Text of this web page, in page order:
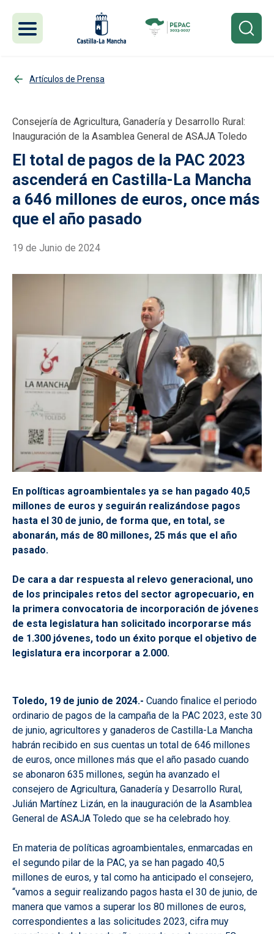
Artículos de Prensa
Consejería de Agricultura, Ganadería y Desarrollo Rural:
Inauguración de la Asamblea General de ASAJA Toledo
El total de pagos de la PAC 2023
ascenderá en Castilla-La Mancha
a 646 millones de euros, once más
que el año pasado
19 de Junio de 2024
En políticas agroambientales ya se han pagado 40,5
millones de euros y seguirán realizándose pagos
hasta el 30 de junio, de forma que, en total, se
abonarán, más de 80 millones, 25 más que el año
pasado.
De cara a dar respuesta al relevo generacional, uno
de los principales retos del sector agropecuario, en
la primera convocatoria de incorporación de jóvenes
de esta legislatura han solicitado incorporarse más
de 1.300 jóvenes, todo un éxito porque el objetivo de
legislatura era incorporar a 2.000.
Toledo, 19 de junio de 2024.- Cuando finalice el periodo
ordinario de pagos de la campaña de la PAC 2023, este 30
de junio, agricultores y ganaderos de Castilla-La Mancha
habrán recibido en sus cuentas un total de 646 millones
de euros, once millones más que el año pasado cuando
se abonaron 635 millones, según ha avanzado el
consejero de Agricultura, Ganadería y Desarrollo Rural,
Julián Martínez Lizán, en la inauguración de la Asamblea
General de ASAJA Toledo que se ha celebrado hoy.
En materia de políticas agroambientales, enmarcadas en
el segundo pilar de la PAC, ya se han pagado 40,5
millones de euros, y tal como ha anticipado el consejero,
“vamos a seguir realizando pagos hasta el 30 de junio, de
manera que vamos a superar los 80 millones de euros,
correspondientes a las solicitudes 2023, cifra muy